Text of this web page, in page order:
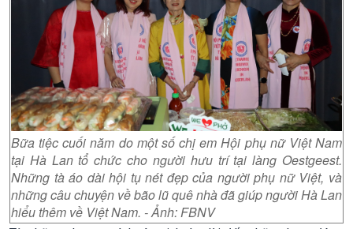
Bữa tiệc cuối năm do một số chị em Hội phụ nữ Việt Nam
tại Hà Lan tổ chức cho người hưu trí tại làng Oestgeest.
Những tà áo dài hội tụ nét đẹp của người phụ nữ Việt, và
những câu chuyện về bão lũ quê nhà đã giúp người Hà Lan
hiểu thêm về Việt Nam. - Ảnh: FBNV